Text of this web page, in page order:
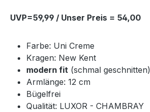
UVP=59,99 / Unser Preis = 54,00
Farbe: Uni Creme
Kragen: New Kent
modern fit (schmal geschnitten)
Armlänge: 12 cm
Bügelfrei
Qualität: LUXOR - CHAMBRAY